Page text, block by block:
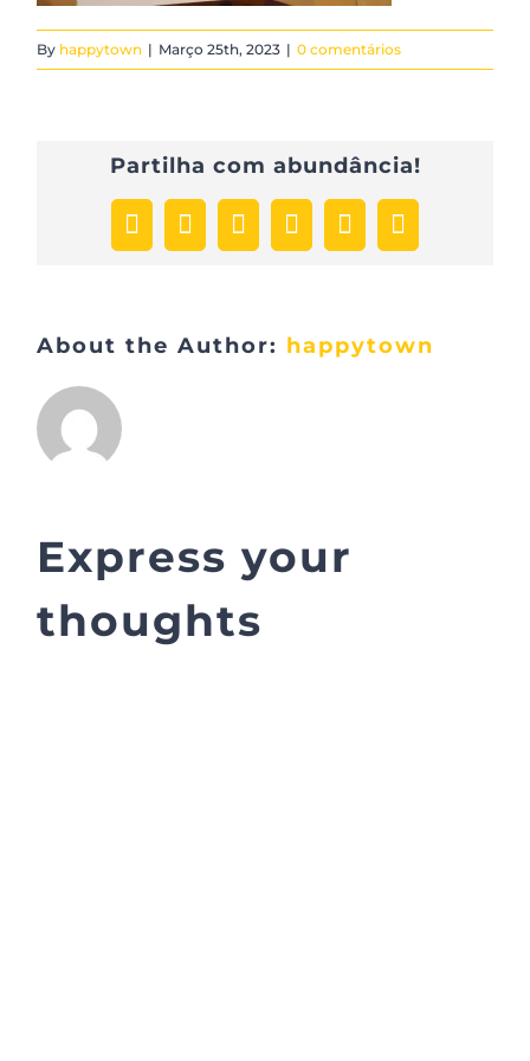
By happytown | Março 25th, 2023 | 0 comentários
Partilha com abundância!
Facebook
X LinkedInWhatsApp
PinterestEmail
(necessário
publicado)
About the Author: happytown
Express your
thoughts